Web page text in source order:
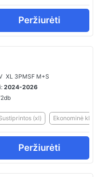
Peržiurėti
XL 3PMSF M+S
2024-2026
(xl) Ekonominė
Peržiurėti